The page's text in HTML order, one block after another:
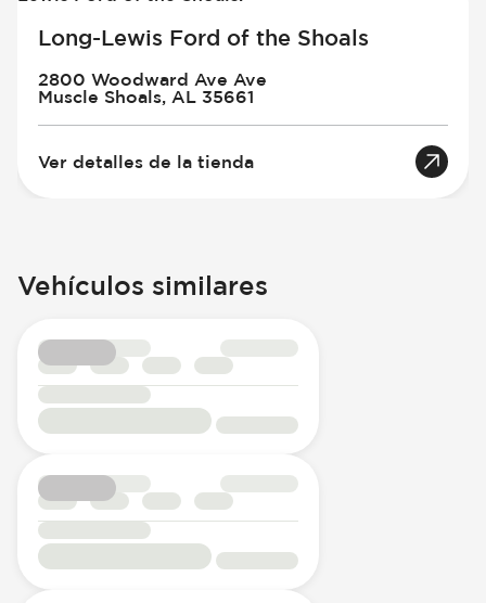
Long-Lewis Ford of the Shoals
2800 Woodward Ave Ave
Muscle Shoals, AL 35661
Ver detalles de la tienda
Vehículos similares